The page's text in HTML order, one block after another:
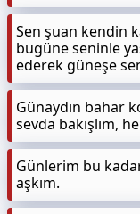
Sen şuan kendin
bugüne seninle
ederek güneşe
Günaydın bahar
sevda bakışlım,
Günlerim bu
aşkım.